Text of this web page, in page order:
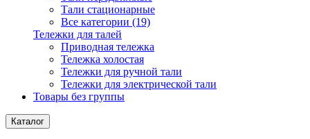
Тали стационарные
Все категории (19)
Тележки для талей
Приводная тележка
Тележка холостая
Тележки для ручной тали
Тележки для электрической тали
Товары без группы
Каталог